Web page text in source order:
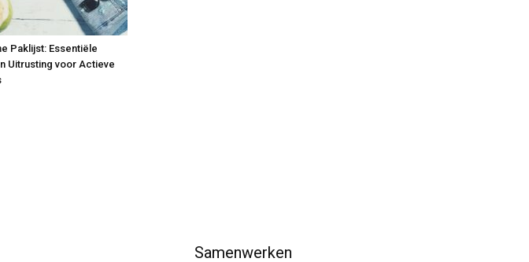
Paklijst: Essentiële
Uitrusting voor Actieve
Samenwerken